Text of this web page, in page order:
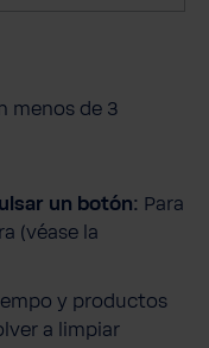
d
menos de 3
un botón: Para
(véase la
y productos
a limpiar